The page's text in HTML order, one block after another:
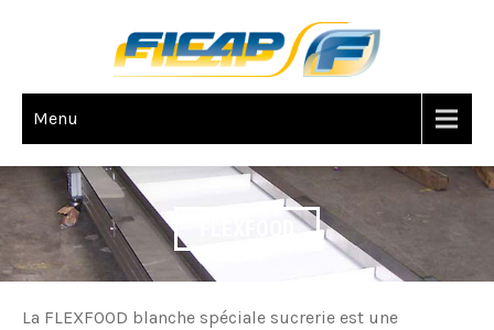
Menu
La FLEXFOOD blanche spéciale sucrerie est une